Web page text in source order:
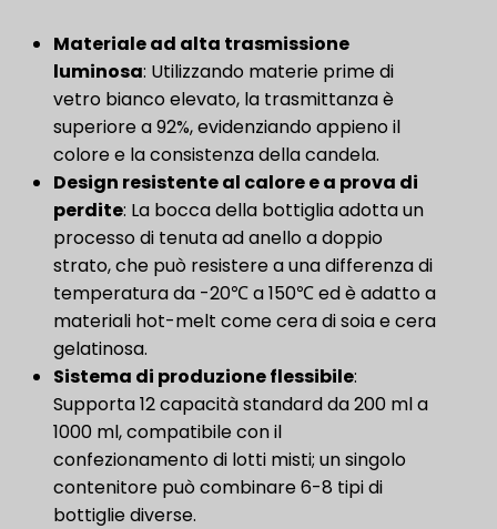
Materiale ad alta trasmissione
luminosa​: Utilizzando materie prime di
vetro bianco elevato, la trasmittanza è
superiore a 92%, evidenziando appieno il
colore e la consistenza della candela.
Design resistente al calore e a prova di
perdite: La bocca della bottiglia adotta un
processo di tenuta ad anello a doppio
strato, che può resistere a una differenza di
temperatura da -20℃ a 150℃ ed è adatto a
materiali hot-melt come cera di soia e cera
gelatinosa.
Sistema di produzione flessibile:
Supporta 12 capacità standard da 200 ml a
1000 ml, compatibile con il
confezionamento di lotti misti; un singolo
contenitore può combinare 6-8 tipi di
bottiglie diverse.